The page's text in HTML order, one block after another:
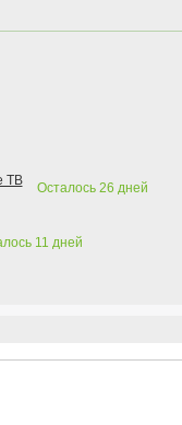
ТВ
Осталось 26 дней
11 дней